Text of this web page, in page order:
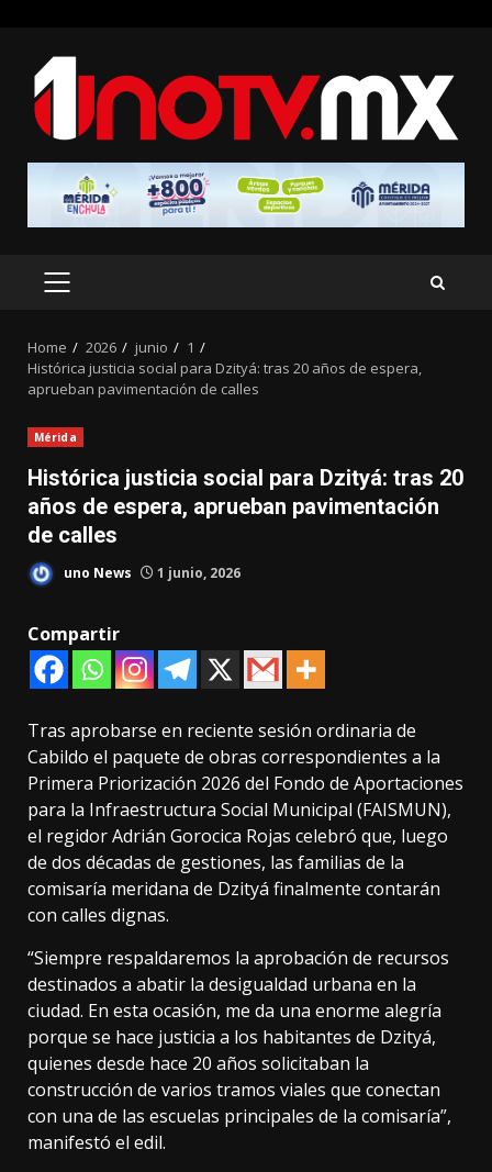
content
PRIMARY
Home 2026 junio
1
Histórica justicia social para Dzityá: tras 20 años de espera,
aprueban pavimentación de calles
Mérida
Histórica justicia social para Dzityá: tras 20
años de espera, aprueban pavimentación
de calles
uno News 1 junio, 2026
Compartir
Tras aprobarse en reciente sesión ordinaria de
Cabildo el paquete de obras correspondientes a la
Primera Priorización 2026 del Fondo de Aportaciones
para la Infraestructura Social Municipal (FAISMUN),
el regidor Adrián Gorocica Rojas celebró que, luego
de dos décadas de gestiones, las familias de la
comisaría meridana de Dzityá finalmente contarán
con calles dignas.
“Siempre respaldaremos la aprobación de recursos
destinados a abatir la desigualdad urbana en la
ciudad. En esta ocasión, me da una enorme alegría
porque se hace justicia a los habitantes de Dzityá,
quienes desde hace 20 años solicitaban la
construcción de varios tramos viales que conectan
con una de las escuelas principales de la comisaría”,
manifestó el edil.